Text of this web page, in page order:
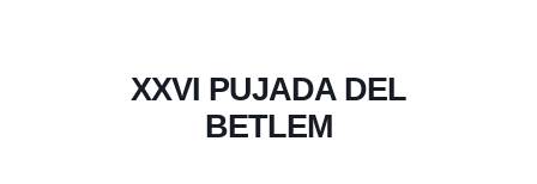
XXVI PUJADA DEL
BETLEM